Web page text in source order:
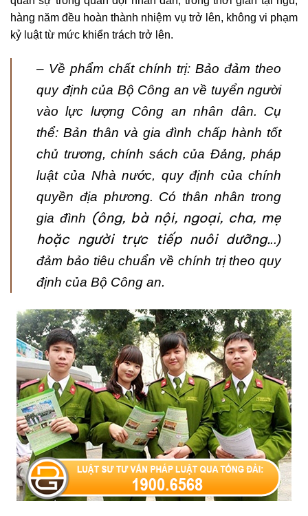
hàng năm đều hoàn thành nhiệm vụ trở lên, không vi phạm
kỷ luật từ mức khiển trách trở lên.
– Về phẩm chất chính trị: Bảo đảm theo
quy định của Bộ Công an về tuyển người
vào lực lượng Công an nhân dân. Cụ
thể:Bản thân và gia đình chấp hành tốt
chủ trương, chính sách của Đảng, pháp
luật của Nhà nư­ớc, quy định của chính
quyền địa phư­ơng. Có thân nhân trong
gia đình (ông, bà nội, ngoại, cha, mẹ
hoặc ngư­ời trực tiếp nuôi dưỡng...)
đảm bảo tiêu chuẩn về chính trị theo quy
định của Bộ Công an.